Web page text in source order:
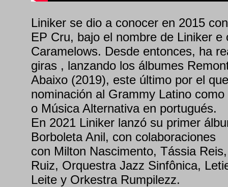
Liniker se dio a conocer en 2015
EP Cru, bajo el nombre de Liniker e
Caramelows. Desde entonces, ha
giras , lanzando los álbumes
Abaixo (2019), este último por el
nominación al Grammy Latino
o Música Alternativa en portugués.
En 2021 Liniker lanzó su primer
Borboleta Anil, con colaboraciones
con Milton Nascimento, Tássia
Ruiz, Orquestra Jazz Sinfônica,
Leite y Orkestra Rumpilezz.